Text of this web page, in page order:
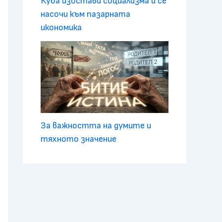
насочи към пазарната
икономика
За важността на думите и
тяхното значение